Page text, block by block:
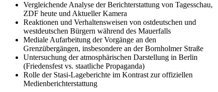
Vergleichende Analyse der Berichterstattung von Tagesschau,
ZDF heute und Aktueller Kamera
Reaktionen und Verhaltensweisen von ostdeutschen und
westdeutschen Bürgern während des Mauerfalls
Mediale Aufarbeitung der Vorgänge an den
Grenzübergängen, insbesondere an der Bornholmer Straße
Untersuchung der atmosphärischen Darstellung in Berlin
(Friedensfest vs. staatliche Propaganda)
Rolle der Stasi-Lageberichte im Kontrast zur offiziellen
Medienberichterstattung